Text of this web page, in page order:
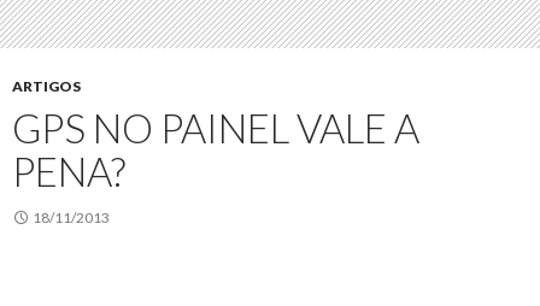
ARTIGOS
GPS NO PAINEL VALE A
PENA?
18/11/2013